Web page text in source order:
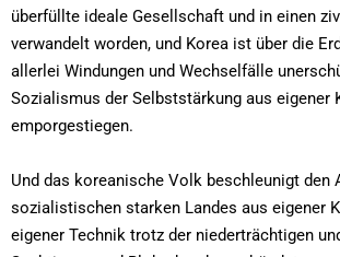
überfüllte ideale Gesellschaft und in einen
verwandelt worden, und Korea ist über die
allerlei Windungen und Wechselfälle
Sozialismus der Selbststärkung aus eigener
emporgestiegen.
Und das koreanische Volk beschleunigt den
sozialistischen starken Landes aus eigener
eigener Technik trotz der niederträchtigen